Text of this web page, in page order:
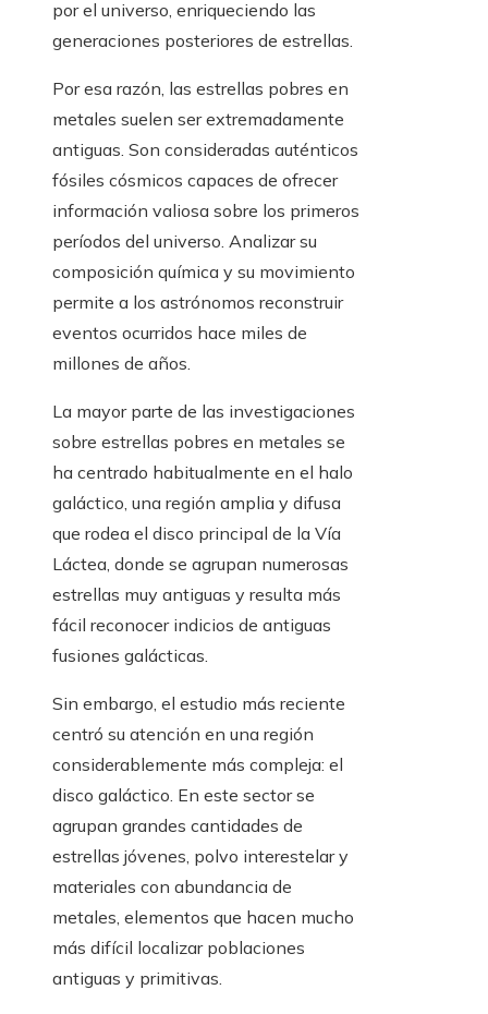
por el universo, enriqueciendo las
generaciones posteriores de estrellas.
Por esa razón, las estrellas pobres en
metales suelen ser extremadamente
antiguas. Son consideradas auténticos
fósiles cósmicos capaces de ofrecer
información valiosa sobre los primeros
períodos del universo. Analizar su
composición química y su movimiento
permite a los astrónomos reconstruir
eventos ocurridos hace miles de
millones de años.
La mayor parte de las investigaciones
sobre estrellas pobres en metales se
ha centrado habitualmente en el halo
galáctico, una región amplia y difusa
que rodea el disco principal de la Vía
Láctea, donde se agrupan numerosas
estrellas muy antiguas y resulta más
fácil reconocer indicios de antiguas
fusiones galácticas.
Sin embargo, el estudio más reciente
centró su atención en una región
considerablemente más compleja: el
disco galáctico. En este sector se
agrupan grandes cantidades de
estrellas jóvenes, polvo interestelar y
materiales con abundancia de
metales, elementos que hacen mucho
más difícil localizar poblaciones
antiguas y primitivas.